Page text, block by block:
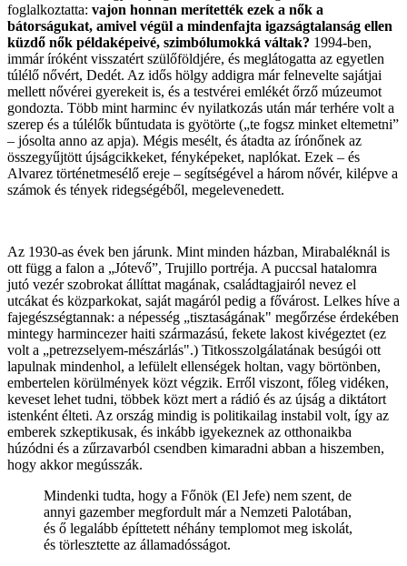
foglalkoztatta: vajon honnan merítették ezek a nők a
bátorságukat, amivel végül a mindenfajta igazságtalanság ellen
küzdő nők példaképeivé, szimbólumokká váltak? 1994-ben,
immár íróként visszatért szülőföldjére, és meglátogatta az egyetlen
túlélő nővért, Dedét. Az idős hölgy addigra már felnevelte sajátjai
mellett nővérei gyerekeit is, és a testvérei emlékét őrző múzeumot
gondozta. Több mint harminc év nyilatkozás után már terhére volt a
szerep és a túlélők bűntudata is gyötörte („te fogsz minket eltemetni”
– jósolta anno az apja). Mégis mesélt, és átadta az írónőnek az
összegyűjtött újságcikkeket, fényképeket, naplókat. Ezek – és
Alvarez történetmesélő ereje – segítségével a három nővér, kilépve a
számok és tények ridegségéből, megelevenedett.
Az 1930-as évek ben járunk. Mint minden házban, Mirabaléknál is
ott függ a falon a „Jótevő”, Trujillo portréja. A puccsal hatalomra
jutó vezér szobrokat állíttat magának, családtagjairól nevez el
utcákat és közparkokat, saját magáról pedig a fővárost. Lelkes híve a
fajegészségtannak: a népesség „tisztaságának" megőrzése érdekében
mintegy harmincezer haiti származású, fekete lakost kivégeztet (ez
volt a „petrezselyem-mészárlás".) Titkosszolgálatának besúgói ott
lapulnak mindenhol, a lefülelt ellenségek holtan, vagy börtönben,
embertelen körülmények közt végzik. Erről viszont, főleg vidéken,
keveset lehet tudni, többek közt mert a rádió és az újság a diktátort
istenként élteti. Az ország mindig is politikailag instabil volt, így az
emberek szkeptikusak, és inkább igyekeznek az otthonaikba
húzódni és a zűrzavarból csendben kimaradni abban a hiszemben,
hogy akkor megússzák.
Mindenki tudta, hogy a Főnök (El Jefe) nem szent, de
annyi gazember megfordult már a Nemzeti Palotában,
és ő legalább építtetett néhány templomot meg iskolát,
és törlesztette az államadósságot.